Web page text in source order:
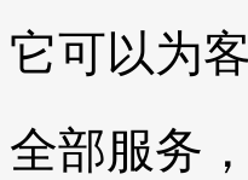
它可以为
全部服务